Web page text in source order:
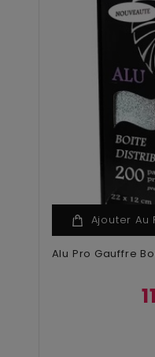
Ajouter Au
Alu Pro Gauffre